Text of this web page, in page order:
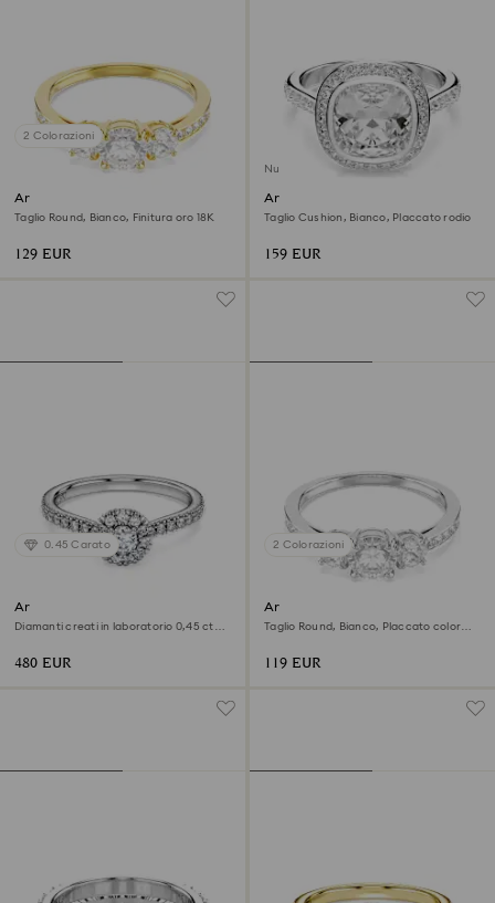
2 Colorazioni
Anello Stilla Attract
Taglio Round, Bianco, Finitura oro 18K
129 EUR
Nuovo
Anello halo Una Angelic
Taglio Cushion, Bianco, Placcato rodio
159 EUR
0.45 Carato
Anello solitario halo Eternity
Diamanti creati in laboratorio 0,45 ct
480 EUR
2 Colorazioni
Anello Stilla Attract
Taglio Round, Bianco, Placcato color
119 EUR